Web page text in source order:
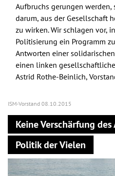
Aufbruchs gerungen werden,
darum, aus der Gesellschaft
zu wirken. Wir schlagen vor,
Politisierung ein Programm
Antworten einer
einen linken
Astrid Rothe-Beinlich,
ISM-Vorstand 08.10.2015
Keine Verschärfung
Politik der Vielen